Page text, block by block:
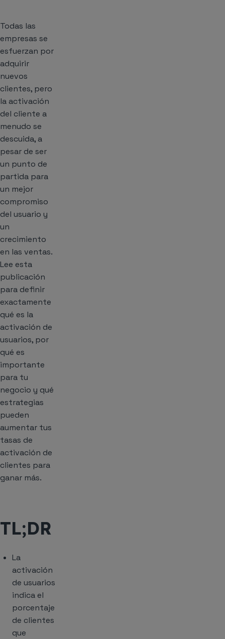
Todas las
empresas se
esfuerzan por
adquirir
nuevos
clientes, pero
la activación
del cliente a
menudo se
descuida, a
pesar de ser
un punto de
partida para
un mejor
compromiso
del usuario y
un
crecimiento
en las ventas.
Lee esta
publicación
para definir
exactamente
qué es la
activación de
usuarios, por
qué es
importante
para tu
negocio y qué
estrategias
pueden
aumentar tus
tasas de
activación de
clientes para
ganar más.
TL;DR
La
activación
de usuarios
indica el
porcentaje
de clientes
que